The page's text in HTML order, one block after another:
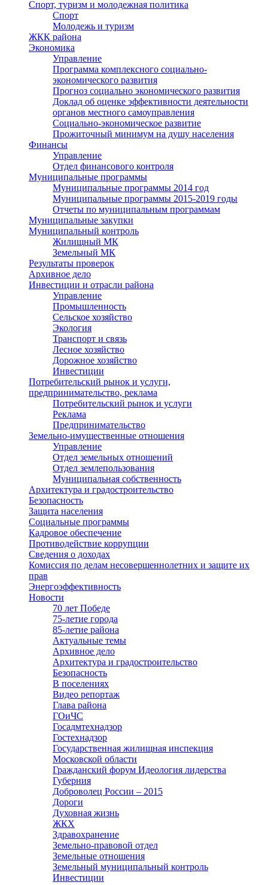
Спорт, туризм и молодежная политика
Спорт
Молодежь и туризм
ЖКК района
Экономика
Управление
Программа комплексного социально-
экономического развития
Прогноз социально экономического развития
Доклад об оценке эффективности деятельности
органов местного самоуправления
Социально-экономическое развитие
Прожиточный минимум на душу населения
Финансы
Управление
Отдел финансового контроля
Муниципальные программы
Муниципальные программы 2014 год
Муниципальные программы 2015-2019 годы
Отчеты по муниципальным программам
Муниципальные закупки
Муниципальный контроль
Жилищный МК
Земельный МК
Результаты проверок
Архивное дело
Инвестиции и отрасли района
Управление
Промышленность
Сельское хозяйство
Экология
Транспорт и связь
Лесное хозяйство
Дорожное хозяйство
Инвестиции
Потребительский рынок и услуги,
предпринимательство, реклама
Потребительский рынок и услуги
Реклама
Предпринимательство
Земельно-имущественные отношения
Управление
Отдел земельных отношений
Отдел землепользования
Муниципальная собственность
Архитектура и градостроительство
Безопасность
Защита населения
Социальные программы
Кадровое обеспечение
Противодействие коррупции
Сведения о доходах
Комиссия по делам несовершеннолетних и защите их
прав
Энергоэффективность
Новости
70 лет Победе
75-летие города
85-летие района
Актуальные темы
Архивное дело
Архитектура и градостроительство
Безопасность
В поселениях
Видео репортаж
Глава района
ГОиЧС
Госадмтехнадзор
Гостехнадзор
Государственная жилищная инспекция
Московской области
Гражданский форум Идеология лидерства
Губерния
Доброволец России – 2015
Дороги
Духовная жизнь
ЖКХ
Здравохранение
Земельно-правовой отдел
Земельные отношения
Земельный муниципальный контроль
Инвестиции